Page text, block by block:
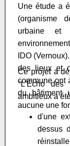
Une étude a
(organisme
urbaine et
IDO
des lieux et
commune ont
du bâtiment
aucune une
Ce projet a
"L'Écho des
ambitieux a
d'une
dessus